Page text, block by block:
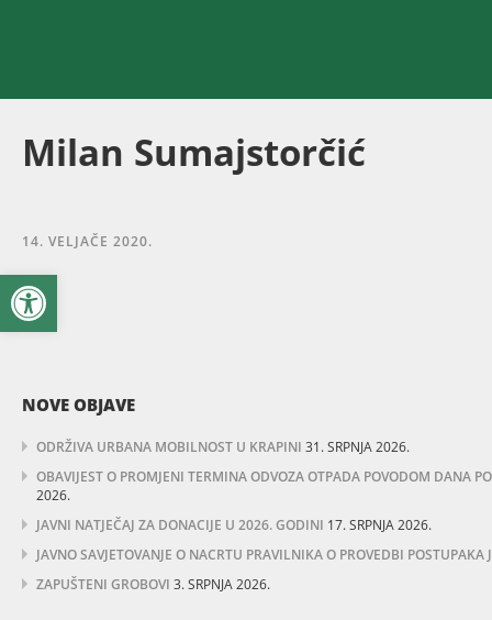
Open toolbar
Milan Sumajstorčić
14. VELJAČE 2020.
NOVE OBJAVE
ODRŽIVA URBANA MOBILNOST U KRAPINI 31. SRPNJA 2026.
OBAVIJEST O PROMJENI TERMINA ODVOZA OTPADA POVODOM DANA
2026.
JAVNI NATJEČAJ ZA DONACIJE U 2026. GODINI 17. SRPNJA 2026.
JAVNO SAVJETOVANJE O NACRTU PRAVILNIKA O PROVEDBI POSTUPAKA
ZAPUŠTENI GROBOVI 3. SRPNJA 2026.